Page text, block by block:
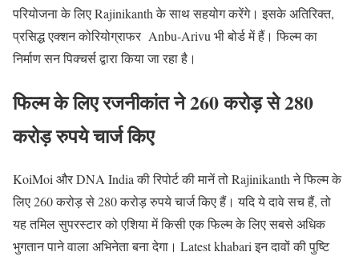
परियोजना के लिए Rajinikanth के साथ सहयोग करेंगे। इसके अतिरिक्त,
प्रसिद्ध एक्शन कोरियोग्राफर Anbu-Arivu भी बोर्ड में हैं। फिल्म का
निर्माण सन पिक्चर्स द्वारा किया जा रहा है।
फिल्म के लिए रजनीकांत ने 260 करोड़ से 280
करोड़ रुपये चार्ज किए
KoiMoi और DNA India की रिपोर्ट की मानें तो Rajinikanth ने फिल्म के
लिए 260 करोड़ से 280 करोड़ रुपये चार्ज किए हैं। यदि ये दावे सच हैं, तो
यह तमिल सुपरस्टार को एशिया में किसी एक फिल्म के लिए सबसे अधिक
भुगतान पाने वाला अभिनेता बना देगा। Latest khabari इन दावों की पुष्टि